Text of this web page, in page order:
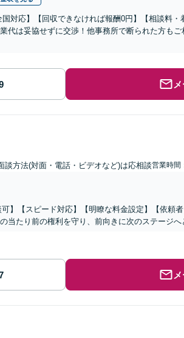
国対応】【回収できなければ報酬0円】【相談料
代は妥協せずに交渉！他事務所で断られた方も
談方法(対面・電話・ビデオなど)は応相談営業時間
可】【スピード対応】【明瞭な料金設定】【依頼
当たり前の権利を守り、前向きに次のステージへ